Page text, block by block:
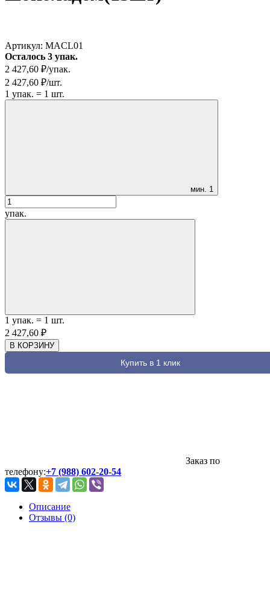
Артикул: MACL01
Осталось 3 упак.
2 427,60 ₽/упак.
2 427,60 ₽/шт.
1 упак. = 1 шт.
мин. 1
упак.
1 упак. = 1 шт.
2 427,60 ₽
В КОРЗИНУ
Купить в 1 клик
Заказ по
телефону:+7 (988) 602-20-54
Описание
Отзывы (0)